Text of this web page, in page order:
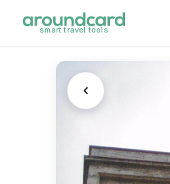
smart travel tools